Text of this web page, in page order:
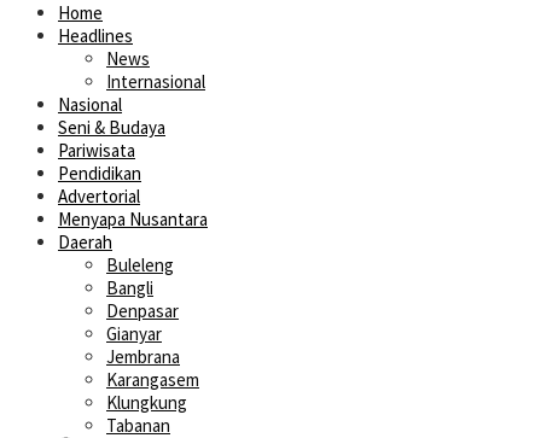
Home
Headlines
News
Internasional
Nasional
Seni & Budaya
Pariwisata
Pendidikan
Advertorial
Menyapa Nusantara
Daerah
Buleleng
Bangli
Denpasar
Gianyar
Jembrana
Karangasem
Klungkung
Tabanan